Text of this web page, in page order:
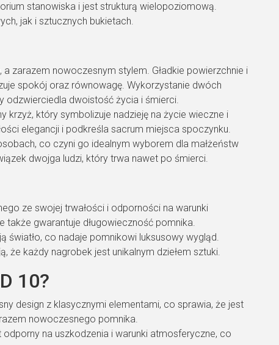
stanowiska i jest strukturą wielopoziomową.
jak i sztucznych bukietach.
zarazem nowoczesnym stylem. Gładkie powierzchnie i
spokój oraz równowagę. Wykorzystanie dwóch
odzwierciedla dwoistość życia i śmierci.
krzyż, który symbolizuje nadzieję na życie wieczne i
elegancji i podkreśla sacrum miejsca spoczynku.
co czyni go idealnym wyborem dla małżeństw
dwojga ludzi, który trwa nawet po śmierci.
ze swojej trwałości i odporności na warunki
także gwarantuje długowieczność pomnika.
światło, co nadaje pomnikowi luksusowy wygląd.
że każdy nagrobek jest unikalnym dziełem sztuki.
10?
design z klasycznymi elementami, co sprawia, że jest
nowoczesnego pomnika.
na uszkodzenia i warunki atmosferyczne, co